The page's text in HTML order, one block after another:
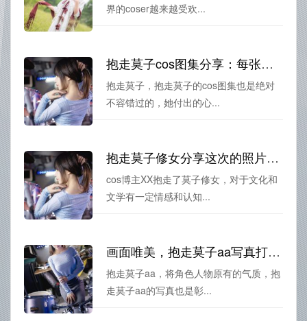
界的coser越来越受欢...
抱走莫子cos图集分享：每张照片都是经过精心摄影的艺术品
抱走莫子，抱走莫子的cos图集也是绝对
不容错过的，她付出的心...
抱走莫子修女分享这次的照片超美呀~
cos博主XX抱走了莫子修女，对于文化和
文学有一定情感和认知...
画面唯美，抱走莫子aa写真打造摄影艺术的经典之作
抱走莫子aa，将角色人物原有的气质，抱
走莫子aa的写真也是彰...